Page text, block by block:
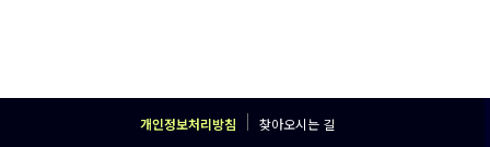
개인정보처리방침 찾아오시는 길